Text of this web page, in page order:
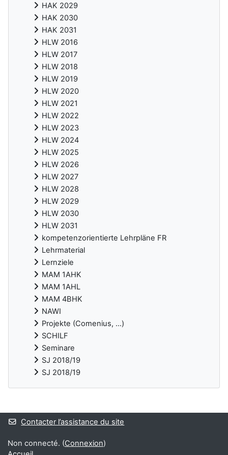
HAK 2029
HAK 2030
HAK 2031
HLW 2016
HLW 2017
HLW 2018
HLW 2019
HLW 2020
HLW 2021
HLW 2022
HLW 2023
HLW 2024
HLW 2025
HLW 2026
HLW 2027
HLW 2028
HLW 2029
HLW 2030
HLW 2031
kompetenzorientierte Lehrpläne FR
Lehrmaterial
Lernziele
MAM 1AHK
MAM 1AHL
MAM 4BHK
NAWI
Projekte (Comenius, ...)
SCHILF
Seminare
SJ 2018/19
SJ 2018/19
Blocs supplémentaires
Contacter l’assistance du site
Non connecté. (Connexion)